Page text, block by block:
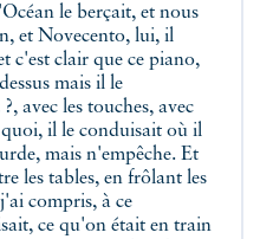
le berçait, et nous
et Novecento, lui, il
c'est clair que ce piano,
mais il le
avec les touches, avec
quoi, il le conduisait où il
mais n'empêche. Et
les tables, en frôlant les
compris, à ce
ce qu'on était en train